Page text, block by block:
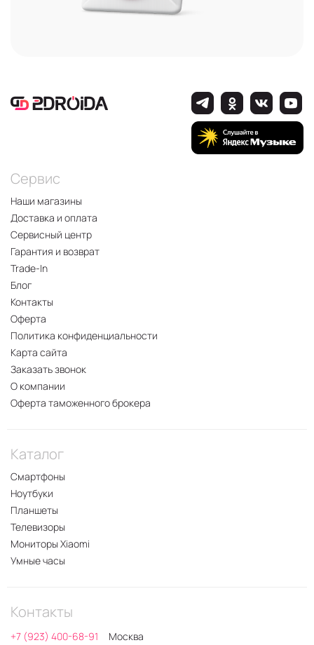
Сервис
Наши магазины
Доставка и оплата
Сервисный центр
Гарантия и возврат
Trade-In
Блог
Контакты
Оферта
Политика конфиденциальности
Карта сайта
Заказать звонок
О компании
Оферта таможенного брокера
Каталог
Смартфоны
Ноутбуки
Планшеты
Телевизоры
Мониторы Xiaomi
Умные часы
Контакты
+7 (923) 400-68-91 Москва